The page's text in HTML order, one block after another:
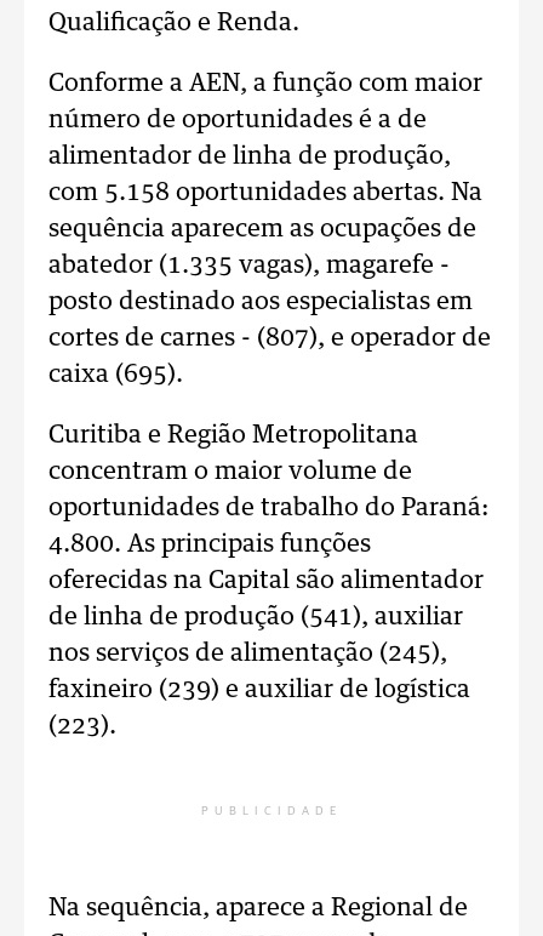
Qualificação e Renda.
Conforme a AEN, a função com maior
número de oportunidades é a de
alimentador de linha de produção,
com 5.158 oportunidades abertas. Na
sequência aparecem as ocupações de
abatedor (1.335 vagas), magarefe -
posto destinado aos especialistas em
cortes de carnes - (807), e operador de
caixa (695).
Curitiba e Região Metropolitana
concentram o maior volume de
oportunidades de trabalho do Paraná:
4.800. As principais funções
oferecidas na Capital são alimentador
de linha de produção (541), auxiliar
nos serviços de alimentação (245),
faxineiro (239) e auxiliar de logística
(223).
PUBLICIDADE
Na sequência, aparece a Regional de